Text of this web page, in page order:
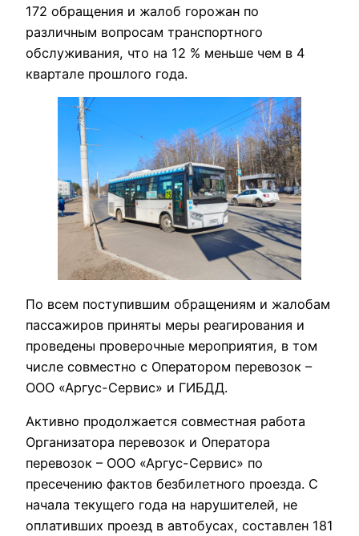
172 обращения и жалоб горожан по
различным вопросам транспортного
обслуживания, что на 12 % меньше чем в 4
квартале прошлого года.
По всем поступившим обращениям и жалобам
пассажиров приняты меры реагирования и
проведены проверочные мероприятия, в том
числе совместно с Оператором перевозок –
ООО «Аргус-Сервис» и ГИБДД.
Активно продолжается совместная работа
Организатора перевозок и Оператора
перевозок – ООО «Аргус-Сервис» по
пресечению фактов безбилетного проезда. С
начала текущего года на нарушителей, не
оплативших проезд в автобусах, составлен 181